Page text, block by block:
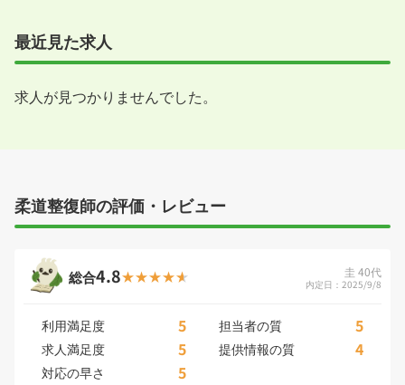
最近見た求人
求人が見つかりませんでした。
柔道整復師の評価・レビュー
総合4.8 圭 40代
内定日：2025/9/8
利用満足度 5 担当者の質 5
求人満足度 5 提供情報の質 4
対応の早さ 5